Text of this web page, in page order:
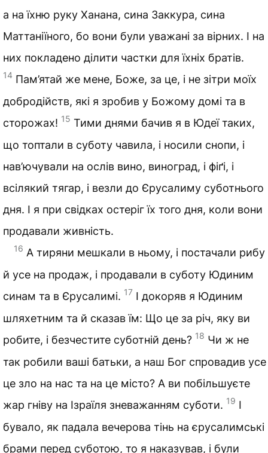
а на їхню руку Ханана, сина Заккура, сина
Маттаніїного, бо вони були уважані за вірних. І на
них покладено ділити частки для їхніх братів.
14 Пам’ятай же мене, Боже, за це, і не зітри моїх
добродійств, які я зробив у Божому домі та в
сторожах! 15 Тими днями бачив я в Юдеї таких,
що топтали в суботу чавила, і носили снопи, і
нав’ючували на ослів вино, виноград, і фіґі, і
всілякий тягар, і везли до Єрусалиму суботнього
дня. І я при свідках остеріг їх того дня, коли вони
продавали живність.
16 А тиряни мешкали в ньому, і постачали рибу
й усе на продаж, і продавали в суботу Юдиним
синам та в Єрусалимі. 17 І докоряв я Юдиним
шляхетним та й сказав їм: Що це за річ, яку ви
робите, і безчестите суботній день? 18 Чи ж не
так робили ваші батьки, а наш Бог спровадив усе
це зло на нас та на це місто? А ви побільшуєте
жар гніву на Ізраїля зневажанням суботи. 19 І
бувало, як падала вечерова тінь на єрусалимські
брами перед суботою, то я наказував, і були